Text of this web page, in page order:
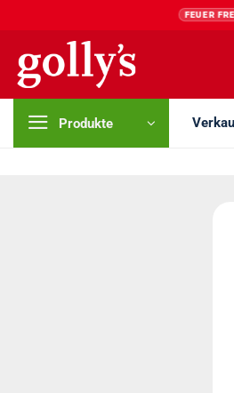
springen
FEUER
Produkte